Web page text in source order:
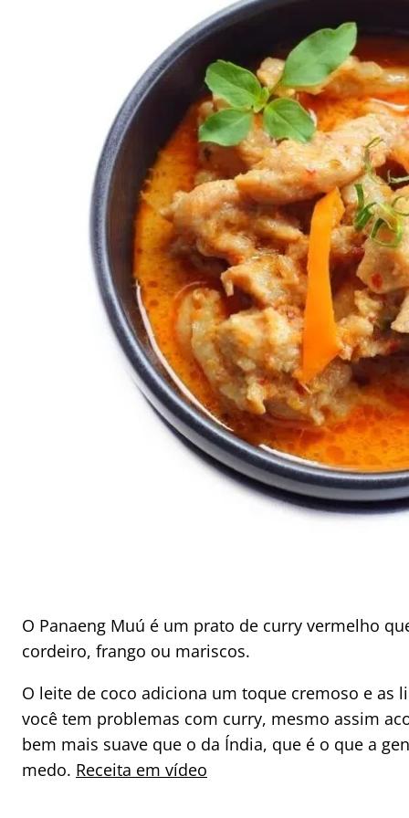
O Panaeng Muú é um prato de curry vermelho
cordeiro, frango ou mariscos.
O leite de coco adiciona um toque cremoso e as
você tem problemas com curry, mesmo assim
bem mais suave que o da Índia, que é o que a
medo. Receita em vídeo